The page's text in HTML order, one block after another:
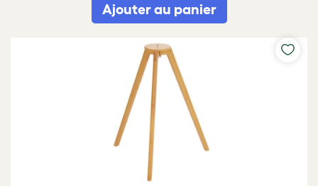
Ajouter au panier